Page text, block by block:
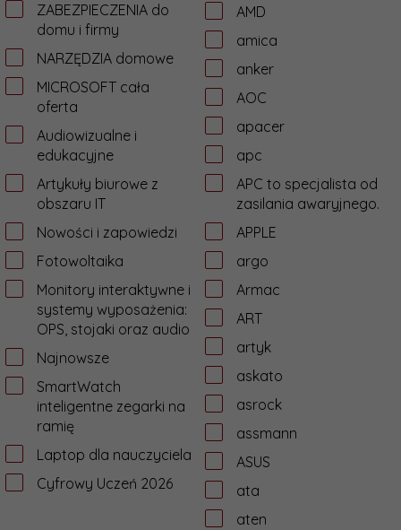
ZABEZPIECZENIA do
domu i firmy
NARZĘDZIA domowe
MICROSOFT cała
oferta
Audiowizualne i
edukacyjne
Artykuły biurowe z
obszaru IT
Nowości i zapowiedzi
Fotowoltaika
Monitory interaktywne i
systemy wyposażenia:
OPS, stojaki oraz audio
Najnowsze
SmartWatch
inteligentne zegarki na
ramię
Laptop dla nauczyciela
Cyfrowy Uczeń 2026
AMD
amica
anker
AOC
apacer
apc
APC to specjalista od
zasilania awaryjnego.
APPLE
argo
Armac
ART
artyk
askato
asrock
assmann
ASUS
ata
aten